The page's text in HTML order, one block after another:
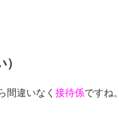
間違いなく 接待係ですね。